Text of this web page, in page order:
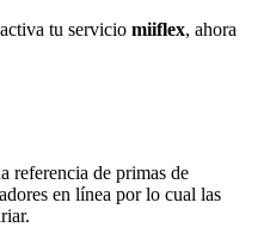
tu servicio miiflex, ahora
referencia de primas de
en línea por lo cual las